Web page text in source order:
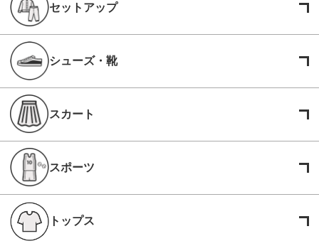
セットアップ
シューズ・靴
スカート
スポーツ
トップス